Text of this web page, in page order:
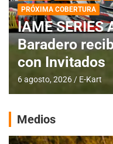
PRÓXIMA COBERTURA
IAME SERIES
Baradero
con Invitados
6 agosto, 2026 E-Kart
Medios